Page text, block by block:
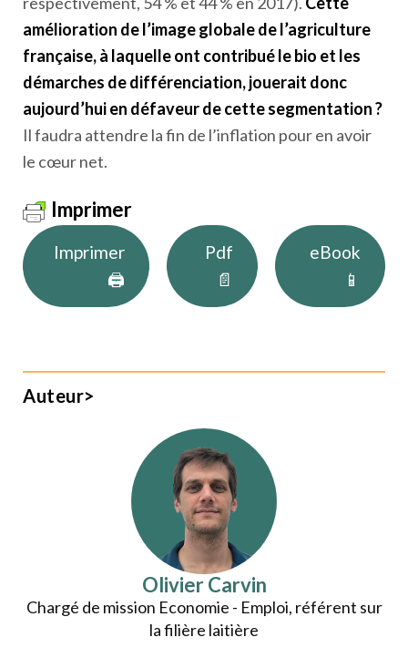
amélioration de l’image globale de l’agriculture
française, à laquelle ont contribué le bio et les
démarches de différenciation, jouerait donc
aujourd’hui en défaveur de cette segmentation ?
Il faudra attendre la fin de l’inflation pour en avoir
le cœur net.
Imprimer
Imprimer
🖨
Pdf
📄
eBook
📱
Auteur>
Olivier Carvin
Chargé de mission Economie - Emploi, référent sur
la filière laitière